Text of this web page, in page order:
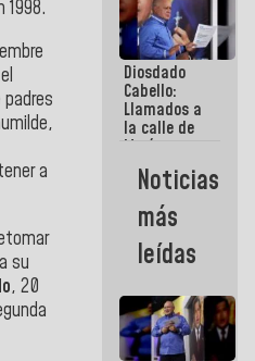
1998.
a
su
, 20
¿Quién le
puede creer?
¿Y la gente
que ella iba
a salvar en
La Guaira?
Diosdado
Cabello:
Llamados a
la calle de
María
Machado se
estrellaron
de frente
contra el
Pueblo
Noticias
más
leídas